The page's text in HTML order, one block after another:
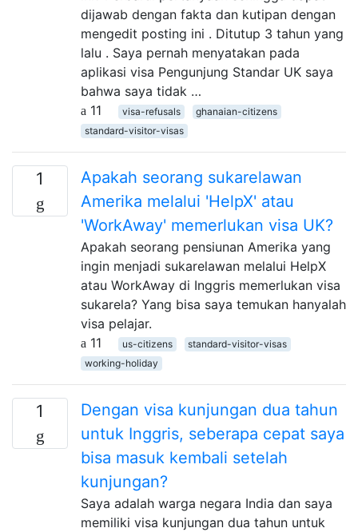
dijawab dengan fakta dan kutipan dengan
mengedit posting ini . Ditutup 3 tahun yang
lalu . Saya pernah menyatakan pada
aplikasi visa Pengunjung Standar UK saya
bahwa saya tidak …
11
visa-refusals
ghanaian-citizens
standard-visitor-visas
1
Apakah seorang sukarelawan
Amerika melalui 'HelpX' atau
'WorkAway' memerlukan visa UK?
Apakah seorang pensiunan Amerika yang
ingin menjadi sukarelawan melalui HelpX
atau WorkAway di Inggris memerlukan visa
sukarela? Yang bisa saya temukan hanyalah
visa pelajar.
11
us-citizens
standard-visitor-visas
working-holiday
1
Dengan visa kunjungan dua tahun
untuk Inggris, seberapa cepat saya
bisa masuk kembali setelah
kunjungan?
Saya adalah warga negara India dan saya
memiliki visa kunjungan dua tahun untuk